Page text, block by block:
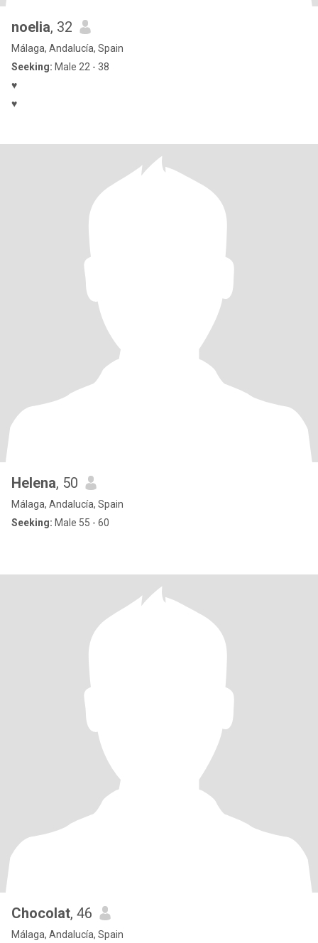
noelia, 32
Málaga, Andalucía, Spain
Seeking: Male 22 - 38
♥️
♥️
Helena, 50
Málaga, Andalucía, Spain
Seeking: Male 55 - 60
Chocolat, 46
Málaga, Andalucía, Spain